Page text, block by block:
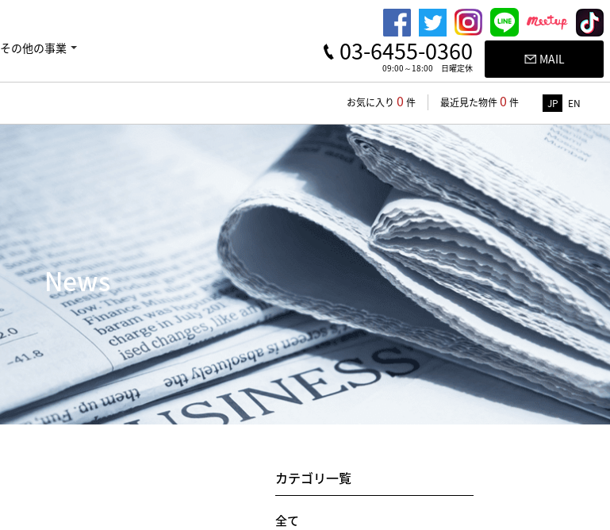
その他の事業 03-6455-0360
09:00～18:00 日曜定休
MAIL
お気に入り 0 件 最近見た物件0 件 JP EN
News
カテゴリ一覧
全て